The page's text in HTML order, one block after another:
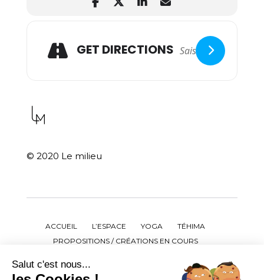
GET DIRECTIONS
© 2020 Le milieu
ACCUEIL L’ESPACE YOGA
TÉHIMA
PROPOSITIONS / CRÉATIONS EN COURS
ÉVÈNEMENTS PASSÉS
LARA BRUHL
Salut c'est nous...